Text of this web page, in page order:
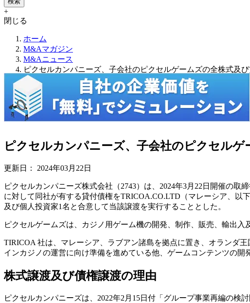
+
閉じる
ホーム
M&Aマガジン
M&Aニュース
ピクセルカンパニーズ、子会社のピクセルゲームズの全株式及
ピクセルカンパニーズ、子会社のピクセル
更新日： 2024年03月22日
ピクセルカンパニーズ株式会社（2743）は、2024年3月22日開催の
に対して同社が有する貸付債権をTRICOA.CO.LTD（マレーシア、以
及び個人投資家1名と合意して当該譲渡を実行することとした。
ピクセルゲームズは、カジノ用ゲーム機の開発、制作、販売、輸出入
TIRICOA 社は、マレーシア、ラブアン諸島を拠点に置き、オランダ
インカジノの運営に向け準備を進めている他、ゲームコンテンツの開
株式譲渡及び債権譲渡の理由
ピクセルカンパニーズは、2022年2月15日付「グループ事業再編の